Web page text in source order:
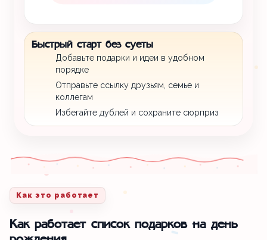
Быстрый старт без суеты
Добавьте подарки и идеи в удобном
порядке
Отправьте ссылку друзьям, семье и
коллегам
Избегайте дублей и сохраните сюрприз
Как это работает
Как работает список подарков на день